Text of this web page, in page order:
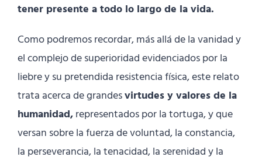
tener presente a todo lo largo de la vida.
Como podremos recordar, más allá de la vanidad y
el complejo de superioridad evidenciados por la
liebre y su pretendida resistencia física, este relato
trata acerca de grandesvirtudes y valores de la
humanidad,representados por la tortuga, y que
versan sobre la fuerza de voluntad, la constancia,
la perseverancia, la tenacidad, la serenidad y la